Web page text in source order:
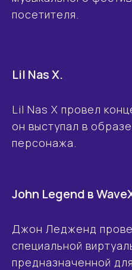
посетителя.
Lil Nas X.
Lil Nas X провел
он выступал в
персонажа.
John Legend в
Джон Ледженд
специальной
предназначенной